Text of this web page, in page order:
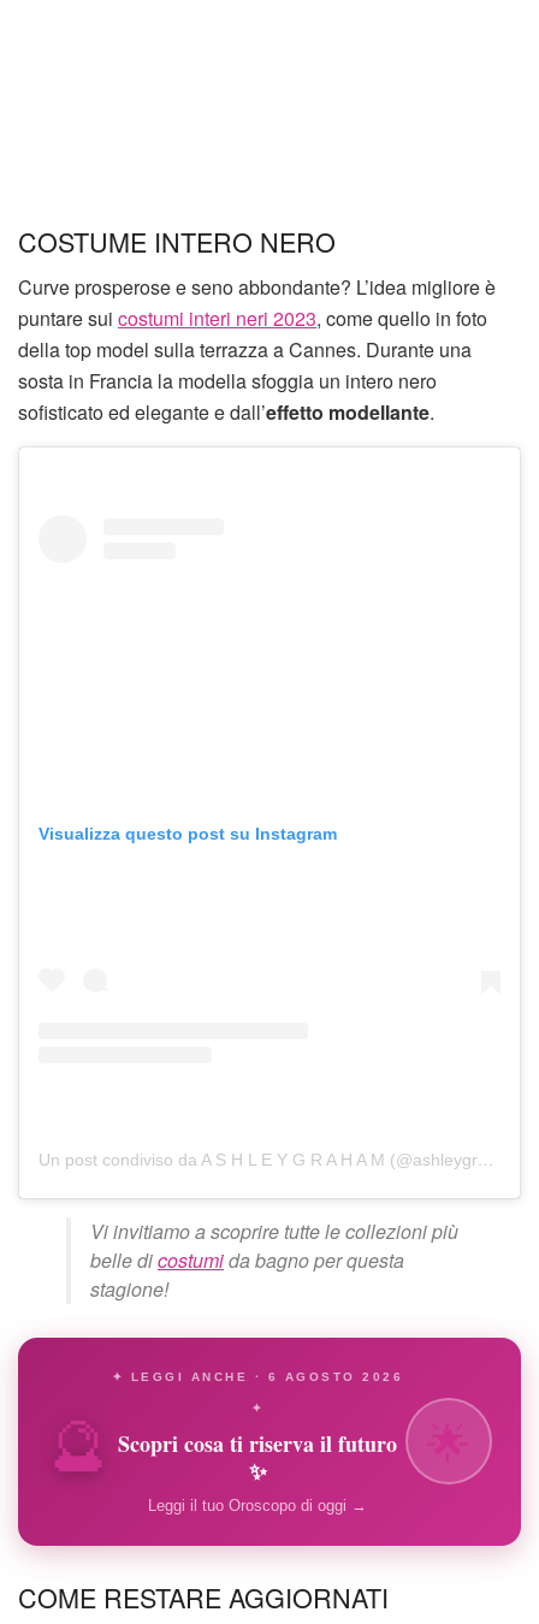
COSTUME INTERO NERO
Curve prosperose e seno abbondante? L’idea migliore è
puntare sui costumi interi neri 2023, come quello in foto
della top model sulla terrazza a Cannes. Durante una
sosta in Francia la modella sfoggia un intero nero
sofisticato ed elegante e dall’effetto modellante.
Visualizza questo post su Instagram
Un post condiviso da A S H L E Y G R A H A M (@ashleygraham)
Vi invitiamo a scoprire tutte le collezioni più
belle dicostumida bagno per questa
stagione!
🔮
✦ LEGGI ANCHE · 6 AGOSTO 2026
✦
Scopri cosa ti riserva il futuro
✨
Leggi il tuo Oroscopo di oggi →
COME RESTARE AGGIORNATI